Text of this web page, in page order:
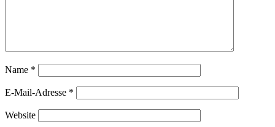
Name *
E-Mail-Adresse *
Website